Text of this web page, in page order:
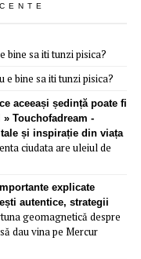
bine sa iti tunzi pisica?
e bine sa iti tunzi pisica?
aceeași ședință poate fi
Touchofadream -
și inspirație din viața
ciudata are uleiul de
explicate
autentice, strategii
geomagnetică despre
dau vina pe Mercur